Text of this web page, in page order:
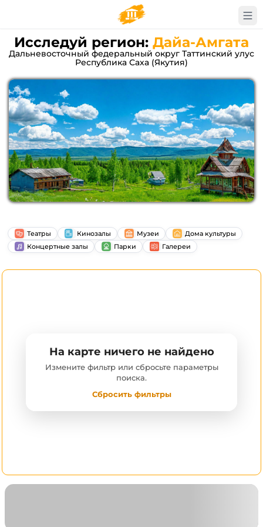
Исследуй регион: Дайа-Амгата
Дальневосточный федеральный округ Таттинский улус
Республика Саха (Якутия)
Театры Кинозалы Музеи
Дома культуры
Концертные залы
Парки Галереи
На карте ничего не найдено
Измените фильтр или сбросьте параметры
поиска.
Сбросить фильтры